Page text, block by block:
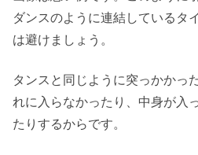
ダンスのように連結しているタ
は避けましょう。
タンスと同じように突っかかっ
れに入らなかったり、中身が入
たりするからです。